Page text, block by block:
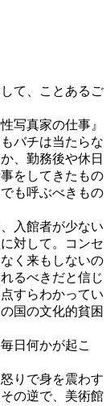
て、ことあるご
写真家の仕事』
バチは当たらな
、勤務後や休日
をしてきたもの
も呼ぶべきもの
入館者が少ない
対して。コンセ
く来もしないの
るべきだと信じ
すらわかってい
国の文化的貧困
日何かが起こ
りで身を震わす
の逆で、美術館